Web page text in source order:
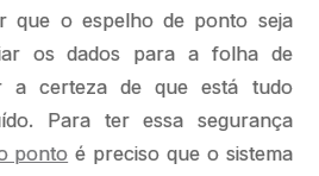
que o espelho de ponto seja
os dados para a folha de
a certeza de que está tudo
Para ter essa segurança
ponto é preciso que o sistema